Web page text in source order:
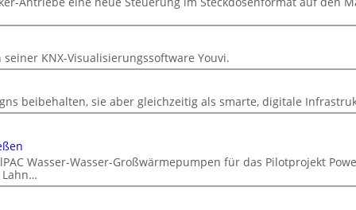
KNX-Visualisierungssoftware Youvi.
beibehalten, sie aber gleichzeitig als smarte, digitale
Wasser-Wasser-Großwärmepumpen für das Pilotprojekt
Lahn…